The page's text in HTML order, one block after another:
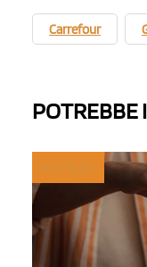
Carrefour
POTREBBE